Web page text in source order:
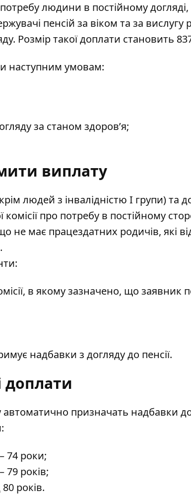
людини в постійному догляді
пенсій за віком та за вислугу
Розмір такої доплати становить
наступним умовам:
за станом здоров’я;
виплату
людей з інвалідністю І групи) та
про потребу в постійному
не має працездатних родичів, які
в якому зазначено, що заявник
надбавки з догляду до пенсії.
доплати
автоматично призначать надбавки
74 роки;
79 років;
років.